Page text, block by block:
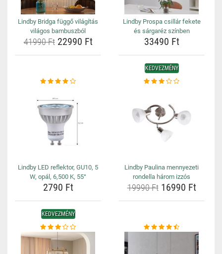
Lindby Bridga függő világítás
világos bambuszból
41990 Ft22990 Ft
Lindby Prospa csillár fekete
és sárgaréz színben
33490 Ft
Lindby LED reflektor, GU10, 5
W, opál, 6,500 K, 55°
2790 Ft
KEDVEZMÉNY
Lindby Paulina mennyezeti
rondella három izzós
19990 Ft16990 Ft
KEDVEZMÉNY